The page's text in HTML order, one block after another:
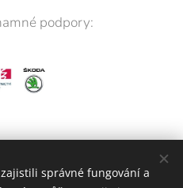
podpory:
správné fungování a